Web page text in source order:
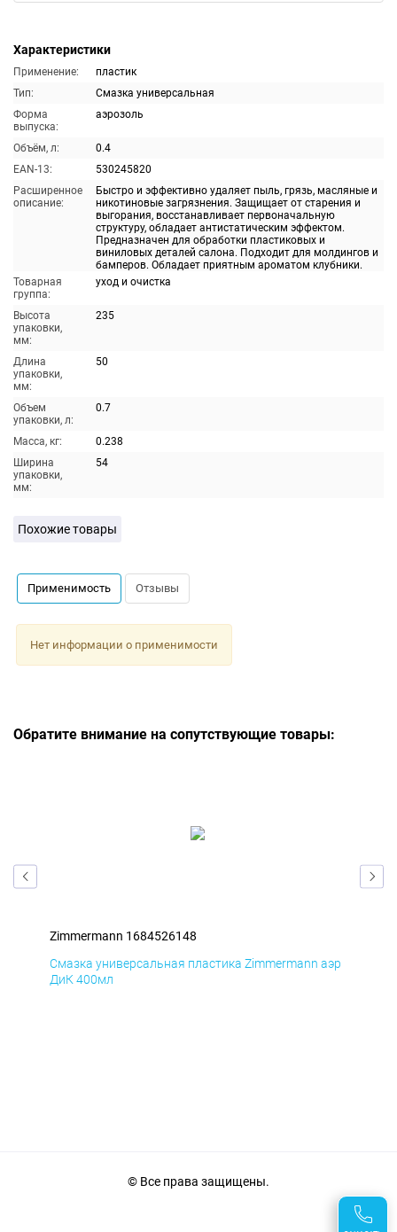
Характеристики
Применение:
пластик
Тип:
Смазка универсальная
Форма
выпуска:
аэрозоль
Объём, л:
0.4
EAN-13:
530245820
Расширенное
описание:
Быстро и эффективно удаляет пыль, грязь, масляные и
никотиновые загрязнения. Защищает от старения и
выгорания, восстанавливает первоначальную
структуру, обладает антистатическим эффектом.
Предназначен для обработки пластиковых и
виниловых деталей салона. Подходит для молдингов и
бамперов. Обладает приятным ароматом клубники.
Товарная
группа:
уход и очистка
Высота
упаковки,
мм:
235
Длина
упаковки,
мм:
50
Объем
упаковки, л:
0.7
Масса, кг:
0.238
Ширина
упаковки,
мм:
54
Похожие товары
Применимость Отзывы
Нет информации о применимости
Обратите внимание на сопутствующие товары:
Zimmermann 1684526148
Смазка универсальная пластика Zimmermann аэр
ДиК 400мл
© Все права защищены.